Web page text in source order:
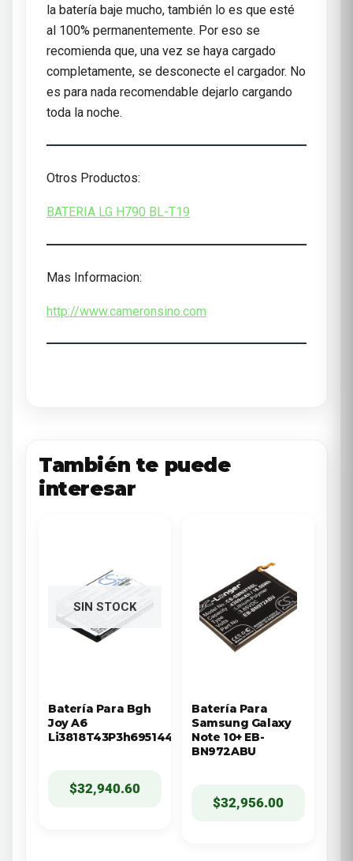
la batería baje mucho, también lo es que esté
al 100% permanentemente. Por eso se
recomienda que, una vez se haya cargado
completamente, se desconecte el cargador. No
es para nada recomendable dejarlo cargando
toda la noche.
Otros Productos:
BATERIA LG H790 BL-T19
Mas Informacion:
http://www.cameronsino.com
También te puede
interesar
SIN STOCK
Batería Para Bgh
Joy A6
Li3818T43P3h695144
$32,940.60
Batería Para
Samsung Galaxy
Note 10+ EB-
BN972ABU
$32,956.00